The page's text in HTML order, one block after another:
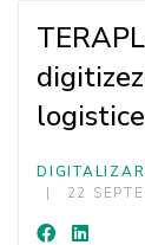
logistice
22